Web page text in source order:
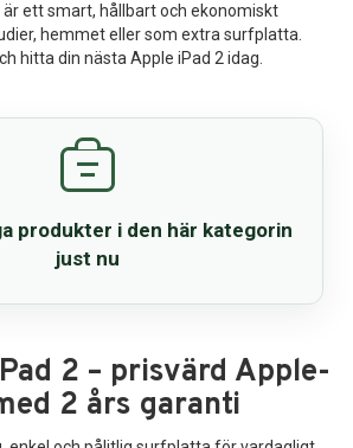
är ett smart, hållbart och ekonomiskt
hemmet eller som extra surfplatta.
hitta din nästa Apple iPad 2 idag.
produkter i den här kategorin
just nu
2 – prisvärd Apple-
2 års garanti